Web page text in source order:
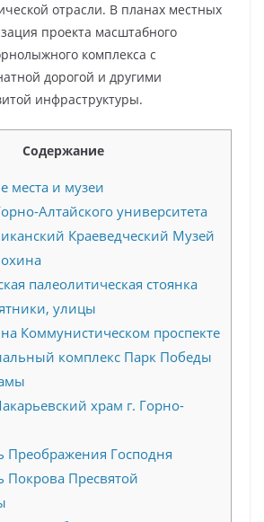
отрасли. В планах местных
проекта масштабного
комплекса с
дорогой и другими
инфраструктуры.
Содержание
места и музеи
Алтайского университета
Краеведческий Музей
палеолитическая стоянка
улицы
Коммунистическом проспекте
комплекс Парк Победы
храм г. Горно-
Преображения Господня
Покрова Пресвятой